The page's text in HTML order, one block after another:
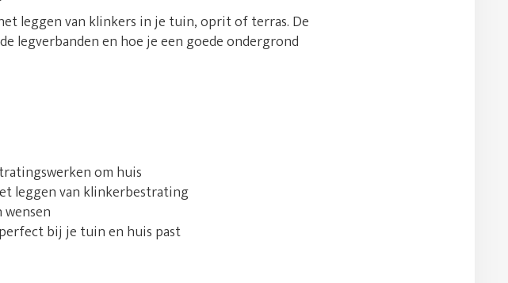
leggen van klinkers in je tuin, oprit of terras. De
legverbanden en hoe je een goede ondergrond
om huis
leggen van klinkerbestrating
bij je tuin en huis past